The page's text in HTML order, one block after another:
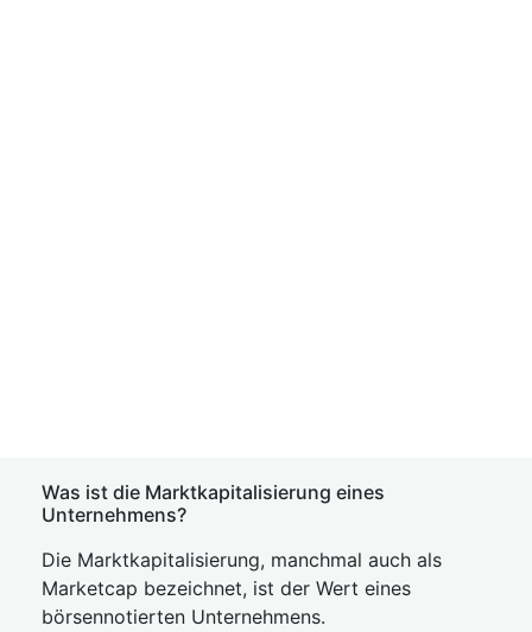
Was ist die Marktkapitalisierung eines
Unternehmens?
Die Marktkapitalisierung, manchmal auch als
Marketcap bezeichnet, ist der Wert eines
börsennotierten Unternehmens.